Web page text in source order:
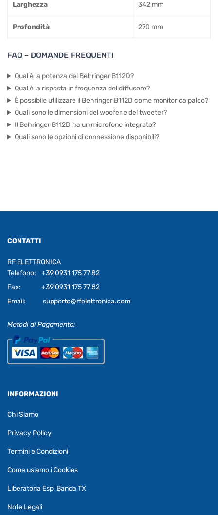
Larghezza 342 mm
Profondità 270 mm
FAQ – DOMANDE FREQUENTI
Qual è la potenza del Behringer B112D?
Qual è la risposta in frequenza del diffusore?
È possibile utilizzare il Behringer B112D come monitor da palco?
Quali sono le dimensioni del woofer e del tweeter?
Il Behringer B112D ha un microfono integrato?
Quali sono le opzioni di connessione disponibili?
CONTATTI
RF ELETTRONICA
Telefono:
+39 0931 175 77 82
Fax:
+39 0931 175 77 82
Email:
supporto@rfelettronica.com
Metodi di Pagamento:
INFORMAZIONI
Chi Siamo
Privacy Policy
Termini e Condizioni
Come usiamo i Cookies
Liberatoria Esp, Banda TX
Note Legali